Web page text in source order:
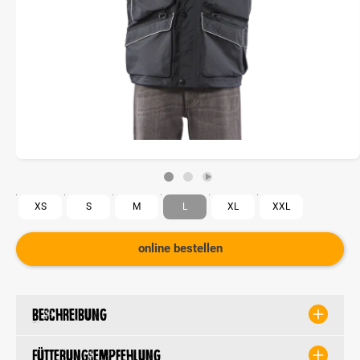
XS S M L XL XXL
online bestellen
Beschreibung
Fütterungsempfehlung